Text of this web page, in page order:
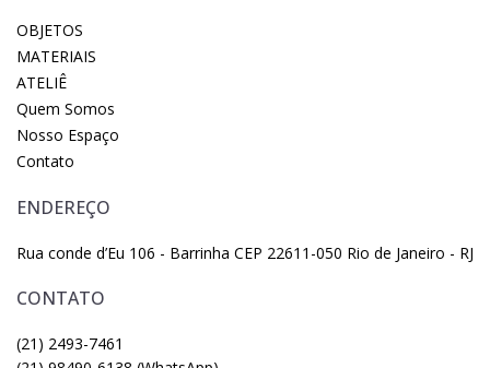
OBJETOS
MATERIAIS
ATELIÊ
Quem Somos
Nosso Espaço
Contato
ENDEREÇO
Rua conde d’Eu 106 - Barrinha CEP 22611-050 Rio de Janeiro - RJ
CONTATO
(21) 2493-7461